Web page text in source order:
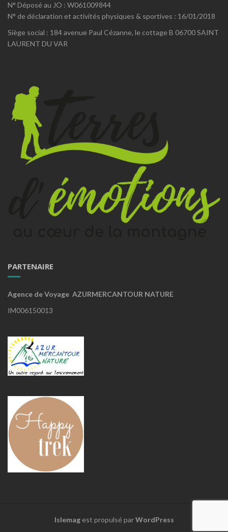
N° Déposé au JO : W061009844
N° de déclaration et activités physiques & sportives : 16/01/2018
Siège social : 184 avenue Paul Cézanne, le cottage B 06700 SAINT
LAURENT DU VAR
PARTENAIRE
Agence de Voyage AZURMERCANTOUR NATURE
IM006150013
Islemagest propulsé parWordPress